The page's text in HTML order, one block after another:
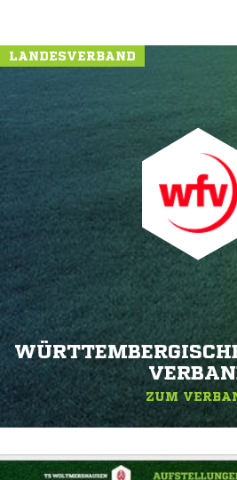
LANDESVERBAND
ERBAND
ZUM